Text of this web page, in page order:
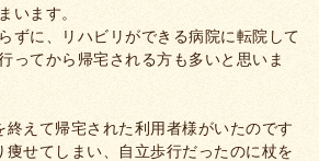
います。
ずに、リハビリができる病院に転院して
ってから帰宅される方も多いと思いま
えて帰宅された利用者様がいたのです
せてしまい、自立歩行だったのに杖を